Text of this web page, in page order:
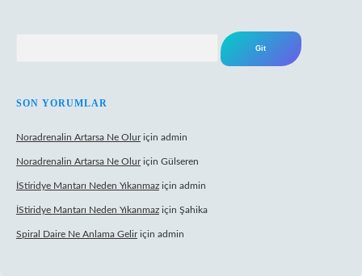
SON YORUMLAR
Noradrenalin Artarsa Ne Oluriçin admin
Noradrenalin Artarsa Ne Oluriçin Gülseren
İStiridye Mantarı Neden Yıkanmaz için admin
İStiridye Mantarı Neden Yıkanmaz için Şahika
Spiral Daire Ne Anlama Geliriçin admin